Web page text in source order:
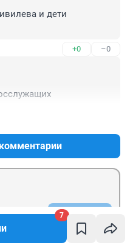
7
и дети
+0 –0
Отправить